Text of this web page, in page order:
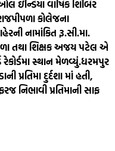
ઇન્ડિયા વાર્ષિક શિબિર
કોલેજના
નામાંકિત રૂ.સી.મા.
તથા શિક્ષક અજય પટેલ એ
સ્થાન મેળવ્યું.ધરમપુર
પ્રતિમા દુર્દશા માં હતી,
નિભાવી પ્રતિમાની સાફ